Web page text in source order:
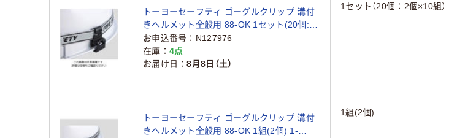
トーヨーセーフティ ゴーグルクリップ 溝付
きヘルメット全般用 88-OK 1セット(20個:2
個×10組) 1-2543-03
お申込番号
N127976
在庫
4点
お届け日
8月8日（土）
1セット（20個：2個×10組）
トーヨーセーフティ ゴーグルクリップ 溝付
きヘルメット全般用 88-OK 1組(2個) 1-
1組(2個)